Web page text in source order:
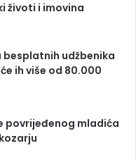
životi i imovina
besplatnih udžbenika
ih više od 80.000
povrijeđenog mladića